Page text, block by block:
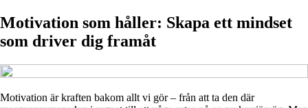
Motivation som håller: Skapa ett mindset
som driver dig framåt
Motivation är kraften bakom allt vi gör – från att ta den där